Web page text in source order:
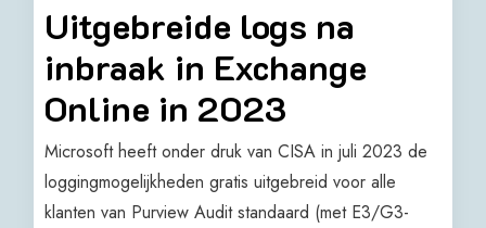
Uitgebreide logs na
inbraak in Exchange
Online in 2023
Microsoft heeft onder druk van CISA in juli 2023 de
loggingmogelijkheden gratis uitgebreid voor alle
klanten van Purview Audit standaard (met E3/G3-